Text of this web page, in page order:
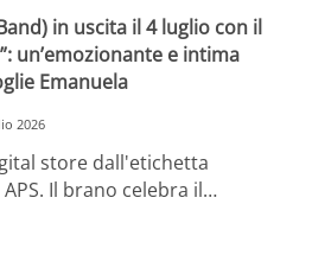
in uscita il 4 luglio con il
un’emozionante e intima
Emanuela
2026
store dall'etichetta
Il brano celebra il…